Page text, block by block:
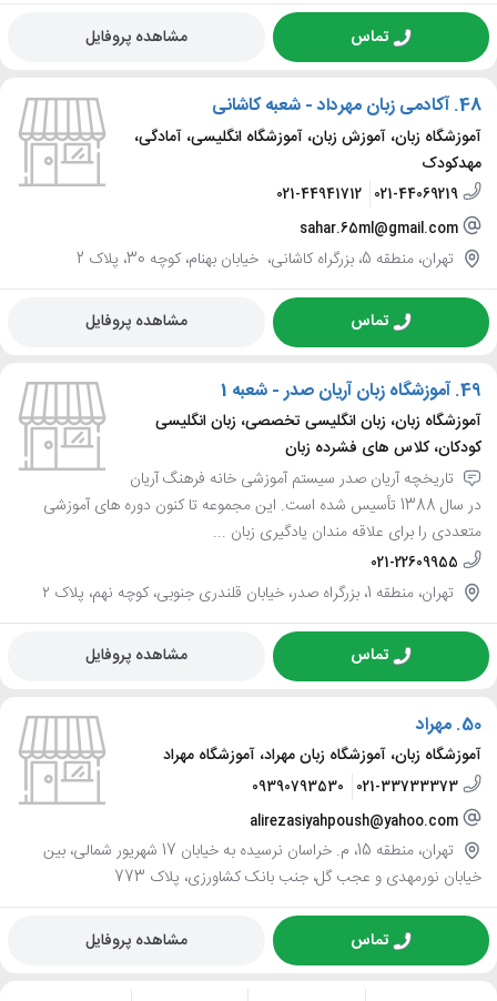
تماس مشاهده پروفایل
48. آکادمی زبان مهرداد - شعبه کاشانی
آموزشگاه زبان، آموزش زبان، آموزشگاه انگلیسی، آمادگی،
مهدکودک
021-44069219
021-44941712
sahar.65ml@gmail.com
تهران، منطقه 5، بزرگراه کاشانی، ‌ خیابان بهنام، کوچه 30، پلاک 2
تماس مشاهده پروفایل
49. آموزشگاه زبان آریان صدر - شعبه 1
آموزشگاه زبان، زبان انگلیسی تخصصی، زبان انگلیسی
کودکان، کلاس های فشرده زبان
تاریخچه آریان صدر سیستم آموزشی خانه فرهنگ آریان
در سال 1388 تأسیس شده است. این مجموعه تا کنون دوره های آموزشی
متعددی را برای علاقه مندان یادگیری زبان ...
021-22609955
تهران، منطقه 1، بزرگراه صدر، خیابان قلندری جنوبی، کوچه نهم، پلاک ۲
تماس مشاهده پروفایل
50. مهراد
آموزشگاه زبان، آموزشگاه زبان مهراد، آموزشگاه مهراد
021-33733373
09390793530
alirezasiyahpoush@yahoo.com
تهران، منطقه 15، م. خراسان نرسیده به خیابان 17 شهریور شمالی، بین
خیابان نورمهدی و عجب گل، جنب بانک کشاورزی، پلاک 773
تماس مشاهده پروفایل